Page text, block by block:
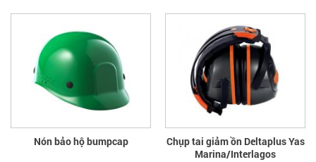
Nón bảo hộ bumpcap
Chụp tai giảm ồn Deltaplus Yas
Marina/Interlagos